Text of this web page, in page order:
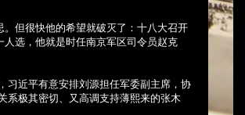
但很快他的希望就破灭了：十八大召开
选，他就是时任南京军区司令员赵克
习近平有意安排刘源担任军委副主席，协
系极其密切、又高调支持薄熙来的张木